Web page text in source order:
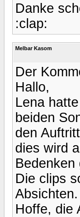
Danke
:clap:
Melbar Kasom
Der
Hallo,
Lena
beiden
den
dies wird
Die clips
Absichten.
Hoffe, die